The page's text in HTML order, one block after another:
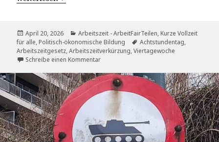
Veröffentlicht
am
April 20, 2026 Kategorien
Arbeitszeit - ArbeitFairTeilen, Kurze Vollzeit
für alle, Politisch-ökonomische Bildung Schlagwörter
Achtstundentag,
Arbeitszeitgesetz,Arbeitszeitverkürzung,Viertagewoche
Schreibe einen Kommentarzu Arbeitszeitgesetz modernisieren? Ja